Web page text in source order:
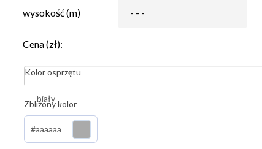
wysokość (m)
Cena (zł):
Kolor osprzętu
Zbliżony kolor
#aaaaaa